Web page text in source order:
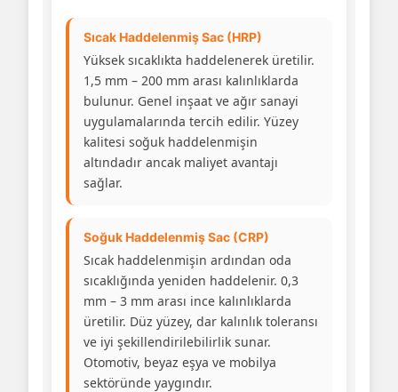
Sıcak Haddelenmiş Sac (HRP)
Yüksek sıcaklıkta haddelenerek üretilir.
1,5 mm – 200 mm arası kalınlıklarda
bulunur. Genel inşaat ve ağır sanayi
uygulamalarında tercih edilir. Yüzey
kalitesi soğuk haddelenmişin
altındadır ancak maliyet avantajı
sağlar.
Soğuk Haddelenmiş Sac (CRP)
Sıcak haddelenmişin ardından oda
sıcaklığında yeniden haddelenir. 0,3
mm – 3 mm arası ince kalınlıklarda
üretilir. Düz yüzey, dar kalınlık toleransı
ve iyi şekillendirilebilirlik sunar.
Otomotiv, beyaz eşya ve mobilya
sektöründe yaygındır.